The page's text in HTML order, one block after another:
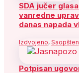
SDA jučer
vanredne
danas napada
Izdvojeno,
Potpisan